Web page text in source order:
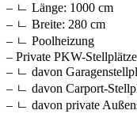
– ㄴ Länge: 1000 cm
– ㄴ Breite: 280 cm
– ㄴ Poolheizung
– Private PKW-
– ㄴ davon
– ㄴ davon Carport-
– ㄴ davon private